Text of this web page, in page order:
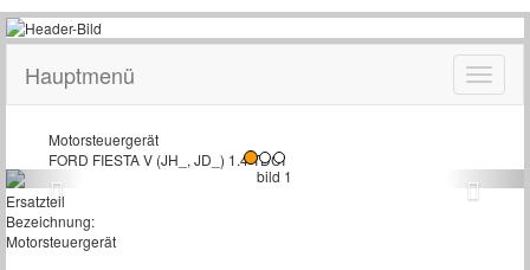
Hauptmenü
Motorsteuergerät
FORD FIESTA V (JH_, JD_) 1.4 TDCI
Ersatzteil
Bezeichnung:
Motorsteuergerät